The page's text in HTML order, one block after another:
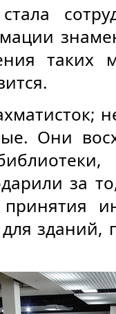
таких
Они
за
зданий,